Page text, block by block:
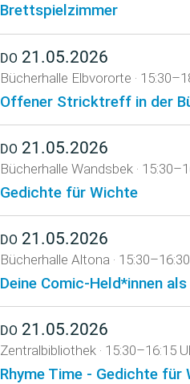
Brettspielzimmer
DO 21.05.2026
Bücherhalle Elbvororte ·
Offener Stricktreff in der
DO 21.05.2026
Bücherhalle Wandsbek ·
Gedichte für Wichte
DO 21.05.2026
Bücherhalle Altona ·
Deine Comic-Held*innen
DO 21.05.2026
Zentralbibliothek · 15:30–16:15
Rhyme Time - Gedichte